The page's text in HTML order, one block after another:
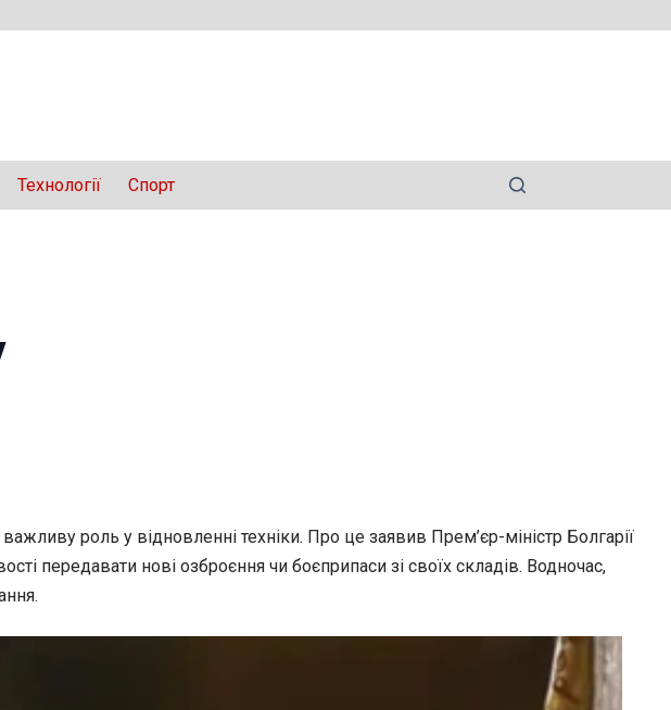
Технології Спорт
роль у відновленні техніки. Про це заявив Прем’єр-міністр Болгарії
передавати нові озброєння чи боєприпаси зі своїх складів. Водночас,